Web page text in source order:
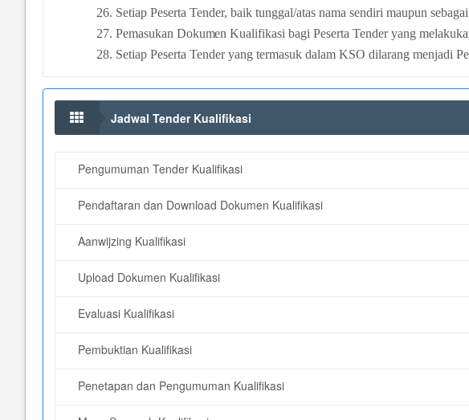
26. Setiap Peserta Tender, baik tunggal/atas nama sendiri maupun
27. Pemasukan DokumenKualifikasi bagi Peserta Tender yang
28. Setiap Peserta Tender yang termasuk dalam KSO dilarang menjadi
Jadwal Tender Kualifikasi
Pengumuman Tender Kualifikasi
Pendaftaran dan Download Dokumen Kualifikasi
Aanwijzing Kualifikasi
Upload Dokumen Kualifikasi
Evaluasi Kualifikasi
Pembuktian Kualifikasi
Penetapan dan Pengumuman Kualifikasi